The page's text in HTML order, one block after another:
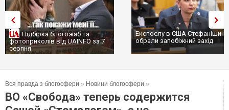
Підбірка блогожаб та
фотоприколів від UAINFO за 7
серпня
Експослу в США
обрали запобіжний захід
Вся правда з блогосфери » Новини блогосфери »
ВО «Свобода» теперь содержится